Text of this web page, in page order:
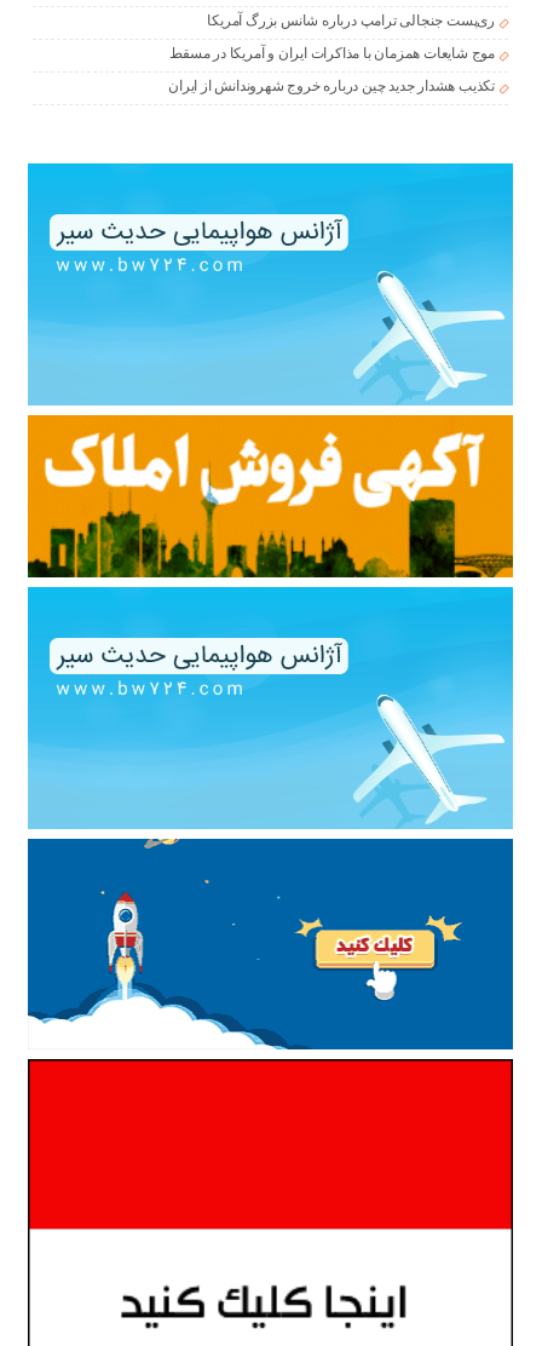
ری‌پست جنجالی ترامپ درباره شانس بزرگ آمریکا
موج شایعات همزمان با مذاکرات ایران و آمریکا در مسقط
تکذیب هشدار جدید چین درباره خروج شهروندانش از ایران